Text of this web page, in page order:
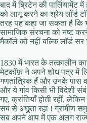
बाद में ब्रिटेन की पार्लियामेंट
को लागू करने का श्रेय लॉर्ड
तरह यह कहा जा सकता है कि
सामाजिक संरचना को नष्ट
मैकॉले को नहीं बल्कि लॉर्ड सर
1830 में भारत के तत्कालीन
मेटकॉफ़ ने अपने शोध पत्र में
गणतांत्रिक हैं और उनके पास
और ये गांव किसी भी विदेशी
गए, क्रांतियाँ होती रहीं,
सब से अछूता रहा ! ग्रामीण
सब अपने आप में एक अलग